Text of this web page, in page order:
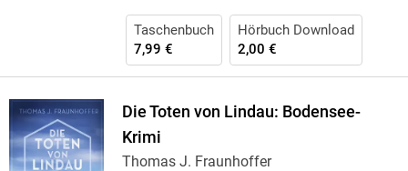
Taschenbuch
7,99 €
Hörbuch Download
2,00 €
Die Toten von Lindau: Bodensee-
Krimi
Thomas J. Fraunhoffer